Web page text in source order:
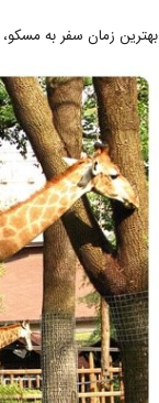
بهترین زمان سفر به مسکو، ماه‌های آوریل